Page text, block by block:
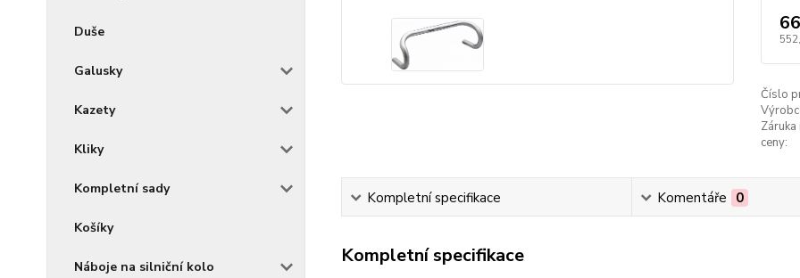
Duše
Galusky
Kazety
Kliky
Kompletní sady
Košíky
Náboje na silniční kolo
Číslo
Záruka
ceny:
Kompletní specifikace Komentáře 0
Kompletní specifikace